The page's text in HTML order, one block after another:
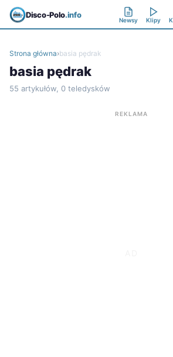
Disco-Polo.info
Newsy Klipy
Strona główna›basia pędrak
basia pędrak
55 artykułów, 0 teledysków
REKLAMA